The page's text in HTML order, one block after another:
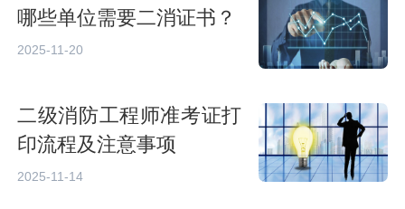
哪些单位需要二消证书？
2025-11-20
二级消防工程师准考证打
印流程及注意事项
2025-11-14